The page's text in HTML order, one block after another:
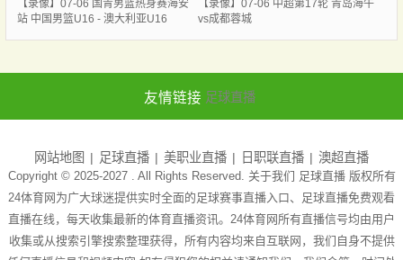
【录像】07-06 国青男篮热身赛海安
站 中国男篮U16 - 澳大利亚U16
【录像】07-06 中超第17轮 青岛海牛
vs成都蓉城
友情链接 足球直播
网站地图 足球直播 美职业直播 日职联直播 澳超直播
Copyright © 2025-2027 . All Rights Reserved. 关于我们 足球直播版权所有
24体育网为广大球迷提供实时全面的足球赛事直播入口、足球直播免费观看
直播在线，每天收集最新的体育直播资讯。24体育网所有直播信号均由用户
收集或从搜索引擎搜索整理获得，所有内容均来自互联网，我们自身不提供